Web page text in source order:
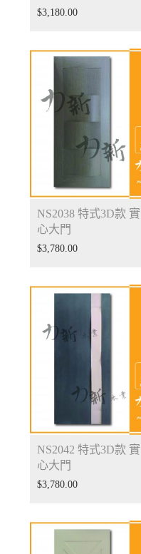
$3,180.00
NS2038 特式3D款 實
心大門
$3,780.00
NS2042 特式3D款 實
心大門
$3,780.00